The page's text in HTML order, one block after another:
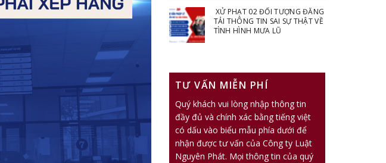
XỬ PHẠT 02 ĐỐI TƯỢNG ĐĂNG
TẢI THÔNG TIN SAI SỰ THẬT VỀ
TÌNH HÌNH MƯA LŨ
TƯ VẤN MIỄN PHÍ
Quý khách vui lòng nhập thông tin
đầy đủ và chính xác bằng tiếng việt
có dấu vào biểu mẫu phía dưới để
nhận được tư vấn của Công ty Luật
Nguyên Phát. Mọi thông tin của quý